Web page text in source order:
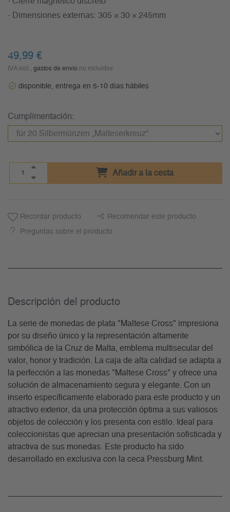
· Dimensiones externas: 305 × 30 × 245mm
49,99 €
IVA incl., gastos de envío no incluidos
disponible, entrega en 5-10 días hábiles
Cumplimentación:
Añadir a la cesta
Recordar producto Recomendar este producto
Preguntas sobre el producto
Descripción del producto
La serie de monedas de plata "Maltese Cross" impresiona
por su diseño único y la representación altamente
simbólica de la Cruz de Malta, emblema multisecular del
valor, honor y tradición. La caja de alta calidad se adapta a
la perfección a las monedas "Maltese Cross" y ofrece una
solución de almacenamiento segura y elegante. Con un
inserto específicamente elaborado para este producto y un
atractivo exterior, da una protección óptima a sus valiosos
objetos de colección y los presenta con estilo. Ideal para
coleccionistas que aprecian una presentación sofisticada y
atractiva de sus monedas. Este producto ha sido
desarrollado en exclusiva con la ceca Pressburg Mint.